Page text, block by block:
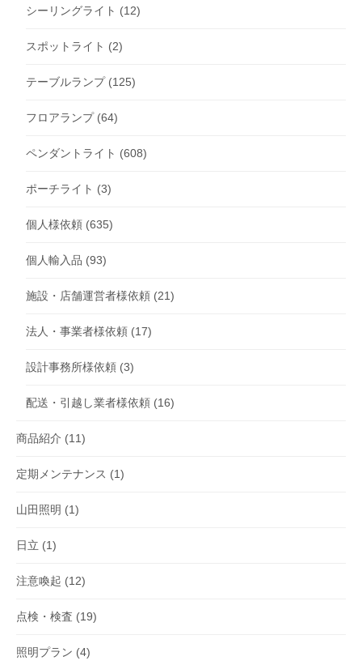
シーリングライト (12)
スポットライト (2)
テーブルランプ(125)
フロアランプ(64)
ペンダントライト (608)
ポーチライト (3)
個人様依頼 (635)
個人輸入品 (93)
施設・店舗運営者様依頼 (21)
法人・事業者様依頼 (17)
設計事務所様依頼 (3)
配送・引越し業者様依頼 (16)
商品紹介 (11)
定期メンテナンス (1)
山田照明 (1)
日立 (1)
注意喚起 (12)
点検・検査 (19)
照明プラン (4)